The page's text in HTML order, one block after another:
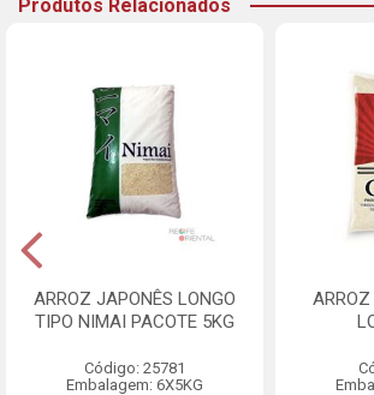
Produtos Relacionados
ARROZ JAPONÊS LONGO
TIPO NIMAI PACOTE 5KG
Código: 25781
Embalagem: 6X5KG